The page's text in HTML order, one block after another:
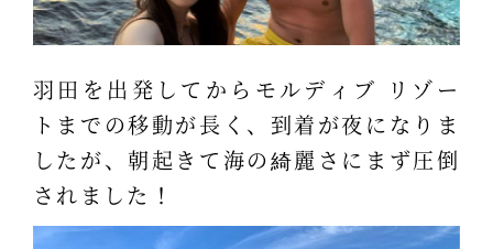
羽田を出発してからモルディブ リゾー
トまでの移動が長く、到着が夜になりま
したが、朝起きて海の綺麗さにまず圧倒
されました！